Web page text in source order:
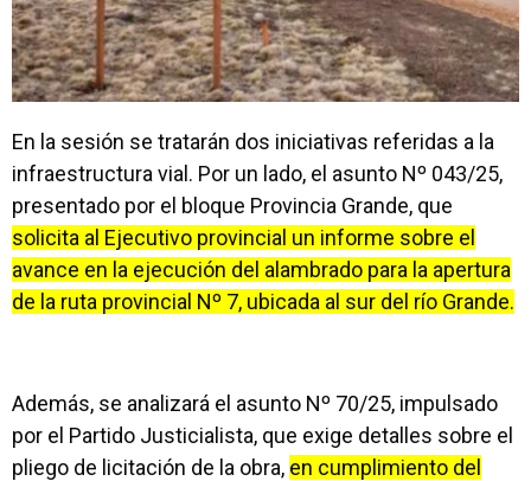
En la sesión se tratarán dos iniciativas referidas a la
infraestructura vial. Por un lado, el asunto Nº 043/25,
presentado por el bloque Provincia Grande, que
solicita al Ejecutivo provincial un informe sobre el
avance en la ejecución del alambrado para la apertura
de la ruta provincial Nº 7, ubicada al sur del río Grande.
Además, se analizará el asunto Nº 70/25, impulsado
por el Partido Justicialista, que exige detalles sobre el
pliego de licitación de la obra, en cumplimiento del